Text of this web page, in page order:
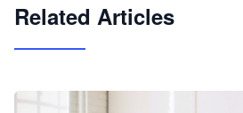
Related Articles